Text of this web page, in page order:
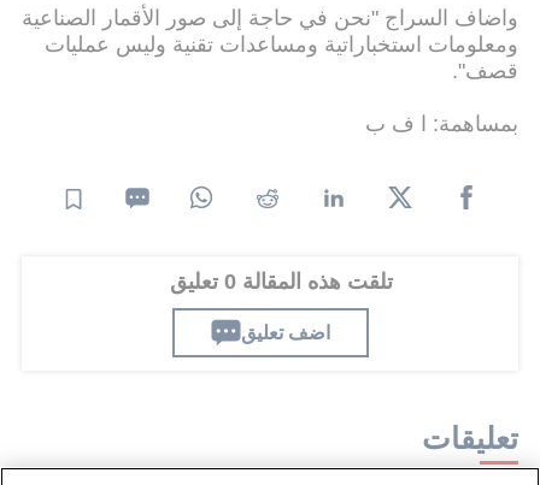
واضاف السراج "نحن في حاجة إلى صور الأقمار الصناعية
ومعلومات استخباراتية ومساعدات تقنية وليس عمليات
قصف".
بمساهمة: ا ف ب
تلقت هذه المقالة 0 تعليق
اضف تعليق
تعليقات